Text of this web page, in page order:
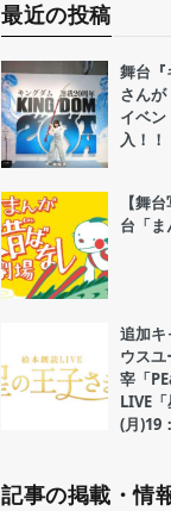
最近の投稿
舞台『
さん
イベ
入！！
【舞
台「ま
追加キ
ウス
宰「
LIVE
(月)19
記事の掲載・情